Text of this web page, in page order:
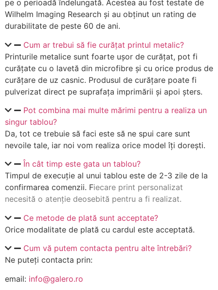
pe o perioadă îndelungată. Acestea au fost testate de
Wilhelm Imaging Research și au obținut un rating de
durabilitate de peste 60 de ani.
Cum ar trebui să fie curățat printul metalic?
Printurile metalice sunt foarte ușor de curățat, pot fi
curățate cu o lavetă din microfibre și cu orice produs de
curățare de uz casnic. Produsul de curățare poate fi
pulverizat direct pe suprafața imprimării și apoi șters.
Pot combina mai multe mărimi pentru a realiza un
singur tablou?
Da, tot ce trebuie să faci este să ne spui care sunt
nevoile tale, iar noi vom realiza orice model îți dorești.
În cât timp este gata un tablou?
Timpul de execuție al unui tablou este de 2-3 zile de la
confirmarea comenzii. Fiecare print personalizat
necesită o atenție deosebită pentru a fi realizat.
Ce metode de plată sunt acceptate?
Orice modalitate de plată cu cardul este acceptată.
Cum vă putem contacta pentru alte întrebări?
Ne puteți contacta prin:
email: info@galero.ro